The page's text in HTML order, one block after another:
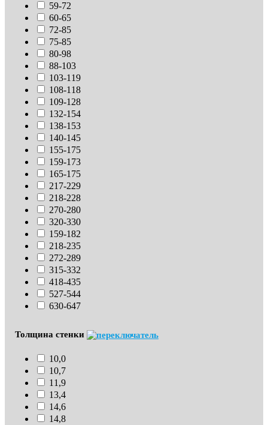
59-72
60-65
72-85
75-85
80-98
88-103
103-119
108-118
109-128
132-154
138-153
140-145
155-175
159-173
165-175
217-229
218-228
270-280
320-330
159-182
218-235
272-289
315-332
418-435
527-544
630-647
Толщина стенки
10,0
10,7
11,9
13,4
14,6
14,8